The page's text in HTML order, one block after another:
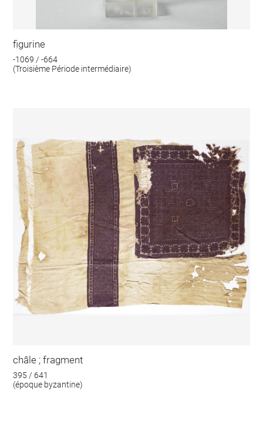
figurine
-1069 / -664
(Troisième Période intermédiaire)
châle ; fragment
395 / 641
(époque byzantine)